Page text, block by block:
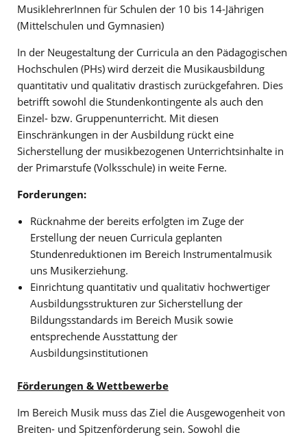
MusiklehrerInnen für Schulen der 10 bis 14-Jährigen
(Mittelschulen und Gymnasien)
In der Neugestaltung der Curricula an den Pädagogischen
Hochschulen (PHs) wird derzeit die Musikausbildung
quantitativ und qualitativ drastisch zurückgefahren. Dies
betrifft sowohl die Stundenkontingente als auch den
Einzel- bzw. Gruppenunterricht. Mit diesen
Einschränkungen in der Ausbildung rückt eine
Sicherstellung der musikbezogenen Unterrichtsinhalte in
der Primarstufe (Volksschule) in weite Ferne.
Forderungen:
Rücknahme der bereits erfolgten im Zuge der
Erstellung der neuen Curricula geplanten
Stundenreduktionen im Bereich Instrumentalmusik
uns Musikerziehung.
Einrichtung quantitativ und qualitativ hochwertiger
Ausbildungsstrukturen zur Sicherstellung der
Bildungsstandards im Bereich Musik sowie
entsprechende Ausstattung der
Ausbildungsinstitutionen
Förderungen & Wettbewerbe
Im Bereich Musik muss das Ziel die Ausgewogenheit von
Breiten- und Spitzenförderung sein. Sowohl die